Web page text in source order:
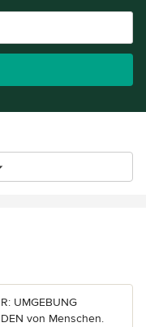
Sternen
UMGEBUNG
von Menschen.